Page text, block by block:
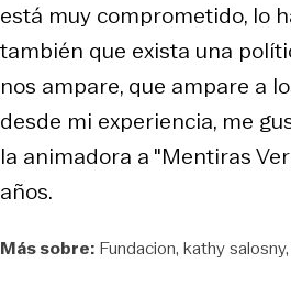
está muy comprometido, lo
también que exista una
nos ampare, que ampare a
desde mi experiencia, me
la animadora a "Mentiras
años.
Más sobre: Fundacion kathy salosny